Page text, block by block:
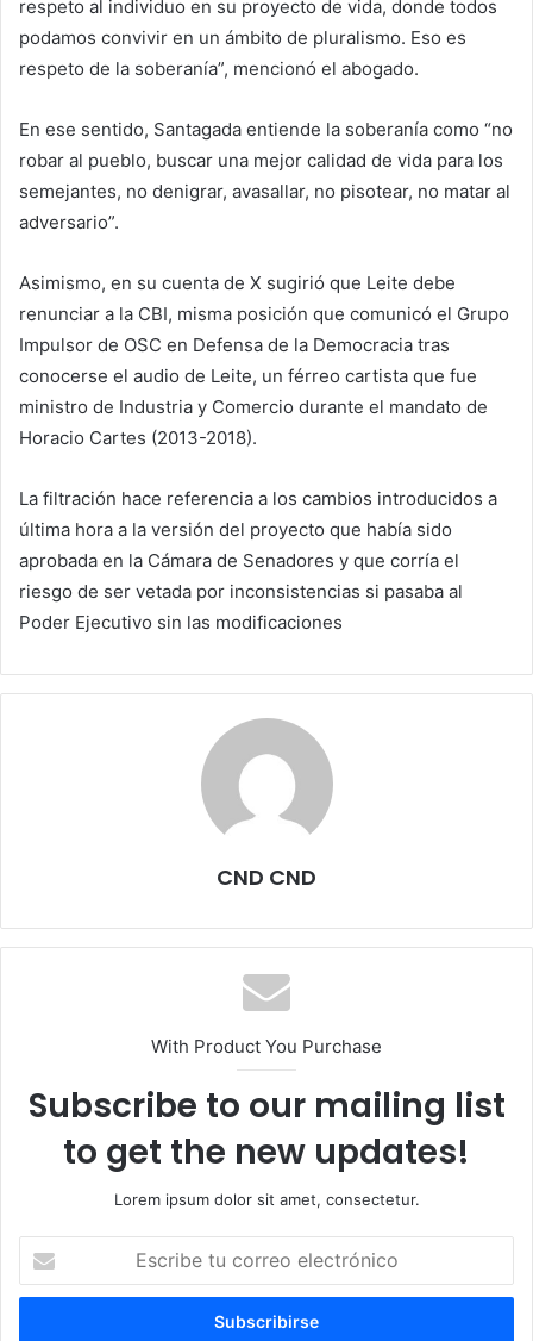
respeto al individuo en su proyecto de vida, donde todos
podamos convivir en un ámbito de pluralismo. Eso es
respeto de la soberanía”, mencionó el abogado.
En ese sentido, Santagada entiende la soberanía como “no
robar al pueblo, buscar una mejor calidad de vida para los
semejantes, no denigrar, avasallar, no pisotear, no matar al
adversario”.
Asimismo, en su cuenta de X sugirió que Leite debe
renunciar a la CBI, misma posición que comunicó el Grupo
Impulsor de OSC en Defensa de la Democracia tras
conocerse el audio de Leite, un férreo cartista que fue
ministro de Industria y Comercio durante el mandato de
Horacio Cartes (2013-2018).
La filtración hace referencia a los cambios introducidos a
última hora a la versión del proyecto que había sido
aprobada en la Cámara de Senadores y que corría el
riesgo de ser vetada por inconsistencias si pasaba al
Poder Ejecutivo sin las modificaciones
CND CND
With Product You Purchase
Subscribe to our mailing list
to get the new updates!
Lorem ipsum dolor sit amet, consectetur.
correo